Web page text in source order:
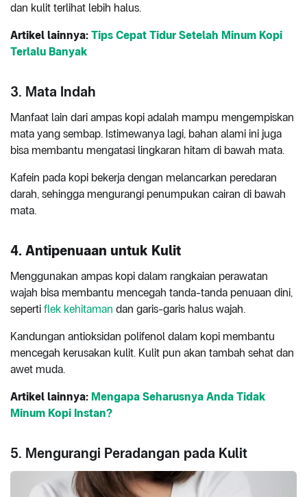
dan kulit terlihat lebih halus.
Artikel lainnya: Tips Cepat Tidur Setelah Minum Kopi
Terlalu Banyak
3. Mata Indah
Manfaat lain dari ampas kopi adalah mampu mengempiskan
mata yang sembap. Istimewanya lagi, bahan alami ini juga
bisa membantu mengatasi lingkaran hitam di bawah mata.
Kafein pada kopi bekerja dengan melancarkan peredaran
darah, sehingga mengurangi penumpukan cairan di bawah
mata.
4. Antipenuaan untuk Kulit
Menggunakan ampas kopi dalam rangkaian perawatan
wajah bisa membantu mencegah tanda-tanda penuaan dini,
seperti flek kehitaman dan garis-garis halus wajah.
Kandungan antioksidan polifenol dalam kopi membantu
mencegah kerusakan kulit. Kulit pun akan tambah sehat dan
awet muda.
Artikel lainnya: Mengapa Seharusnya Anda Tidak
Minum Kopi Instan?
5. Mengurangi Peradangan pada Kulit